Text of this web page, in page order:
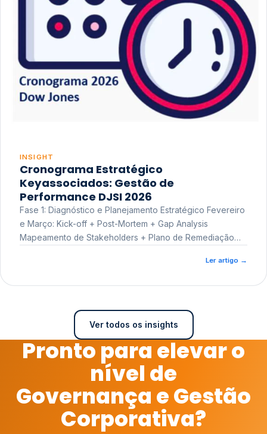
INSIGHT
Cronograma Estratégico
Keyassociados: Gestão de
Performance DJSI 2026
Fase 1: Diagnóstico e Planejamento Estratégico Fevereiro
e Março: Kick-off + Post-Mortem + Gap Analysis
Mapeamento de Stakeholders + Plano de Remediação
Ler artigo →
Ver todos os insights
Pronto para elevar o
nível de
Governança e Gestão
Corporativa?